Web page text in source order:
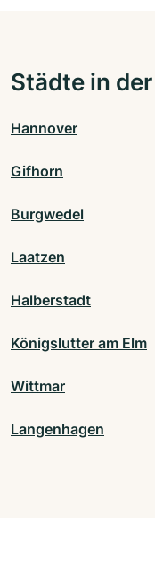
Städte in
Hannover
Gifhorn
Burgwedel
Laatzen
Halberstadt
Königslutter am Elm
Wittmar
Langenhagen